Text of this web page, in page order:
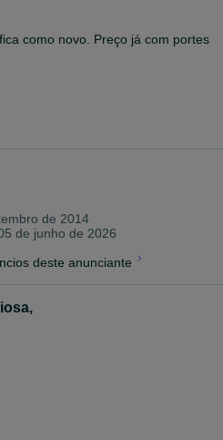
como novo. Preço já com portes
de 2014
de junho de 2026
deste anunciante
,